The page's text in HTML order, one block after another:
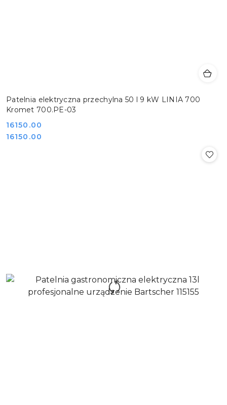
Patelnia elektryczna przechylna 50 l 9 kW LINIA 700
Kromet 700.PE-03
Cena:
16150.00
Cena:
16150.00